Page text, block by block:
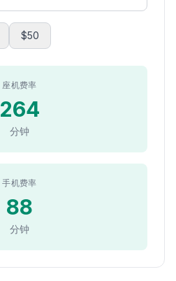
$50
座机费率
264
分钟
手机费率
88
分钟